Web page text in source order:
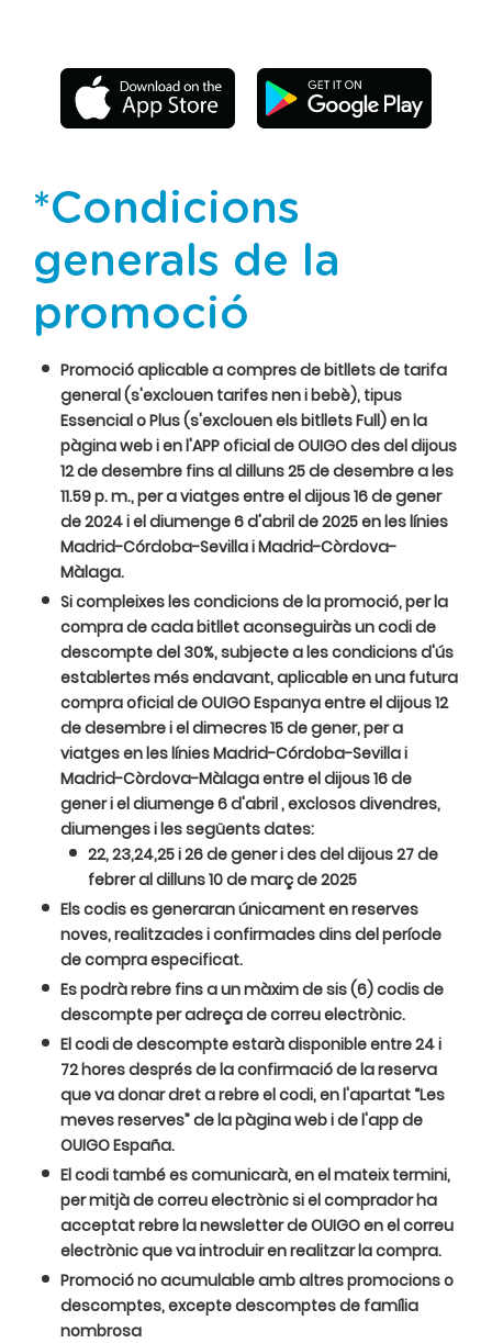
*Condicions
generals de la
promoció
Promoció aplicable a compres de bitllets de tarifa
general (s'exclouen tarifes nen i bebè), tipus
Essencial o Plus (s'exclouen els bitllets Full) en la
pàgina web i en l'APP oficial de OUIGO des del dijous
12 de desembre fins al dilluns 25 de desembre a les
11.59 p. m., per a viatges entre el dijous 16 de gener
de 2024 i el diumenge 6 d'abril de 2025 en les línies
Madrid-Córdoba-Sevilla i Madrid-Còrdova-
Màlaga.
Si compleixes les condicions de la promoció, per la
compra de cada bitllet aconseguiràs un codi de
descompte del 30%, subjecte a les condicions d'ús
establertes més endavant, aplicable en una futura
compra oficial de OUIGO Espanya entre el dijous 12
de desembre i el dimecres 15 de gener, per a
viatges en les línies Madrid-Córdoba-Sevilla i
Madrid-Còrdova-Màlaga entre el dijous 16 de
gener i el diumenge 6 d'abril , exclosos divendres,
diumenges i les següents dates:
22, 23,24,25 i 26 de gener i des del dijous 27 de
febrer al dilluns 10 de març de 2025
Els codis es generaran únicament en reserves
noves, realitzades i confirmades dins del període
de compra especificat.
Es podrà rebre fins a un màxim de sis (6) codis de
descompte per adreça de correu electrònic.
El codi de descompte estarà disponible entre 24 i
72 hores després de la confirmació de la reserva
que va donar dret a rebre el codi, en l'apartat “Les
meves reserves” de la pàgina web i de l'app de
OUIGO España.
El codi també es comunicarà, en el mateix termini,
per mitjà de correu electrònic si el comprador ha
acceptat rebre la newsletter de OUIGO en el correu
electrònic que va introduir en realitzar la compra.
Promoció no acumulable amb altres promocions o
descomptes, excepte descomptes de família
nombrosa